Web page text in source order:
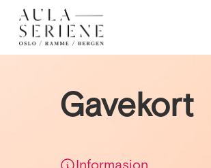
Gavekort